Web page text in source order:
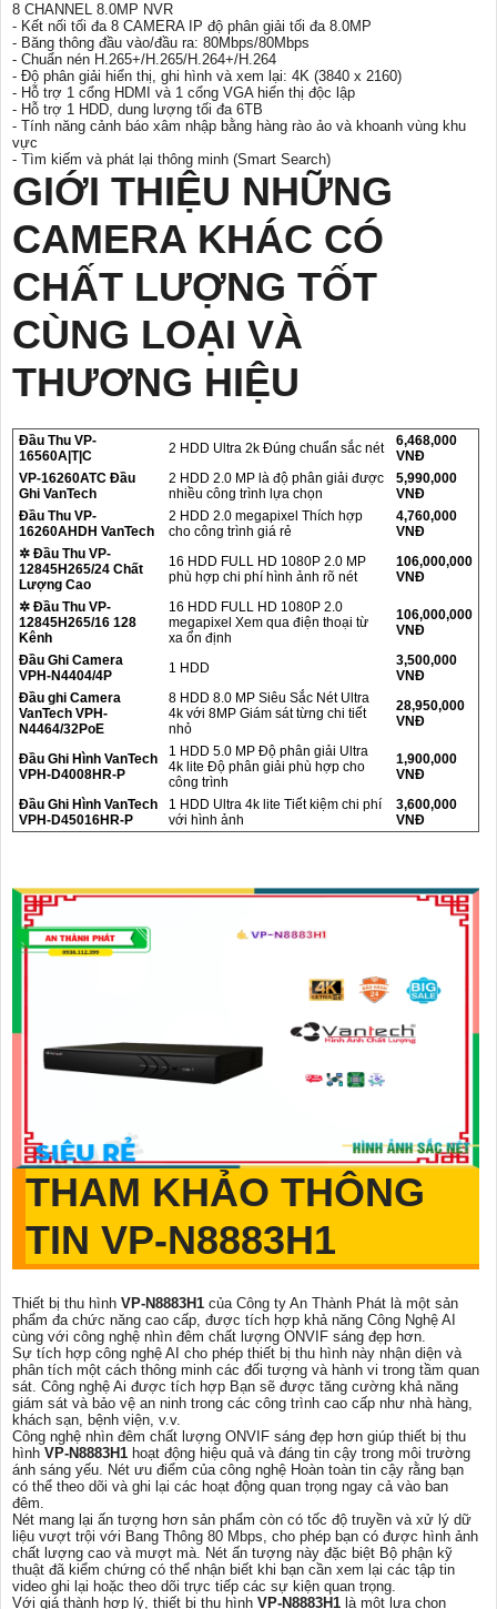
8 CHANNEL 8.0MP NVR
- Kết nối tối đa 8 CAMERA IP độ phân giải tối đa 8.0MP
- Băng thông đầu vào/đầu ra: 80Mbps/80Mbps
- Chuẩn nén H.265+/H.265/H.264+/H.264
- Độ phân giải hiển thị, ghi hình và xem lại: 4K (3840 x 2160)
- Hỗ trợ 1 cổng HDMI và 1 cổng VGA hiển thị độc lập
- Hỗ trợ 1 HDD, dung lượng tối đa 6TB
- Tính năng cảnh báo xâm nhập bằng hàng rào ảo và khoanh vùng khu
vực
- Tìm kiếm và phát lại thông minh (Smart Search)
GIỚI THIỆU NHỮNG
CAMERA KHÁC CÓ
CHẤT LƯỢNG TỐT
CÙNG LOẠI VÀ
THƯƠNG HIỆU
Đầu Thu VP-
16560A|T|C
2 HDD Ultra 2k Đúng chuẩn sắc nét
6,468,000
VNĐ
VP-16260ATC Đầu
Ghi VanTech
2 HDD 2.0 MP là độ phân giải được
nhiều công trình lựa chọn
5,990,000
VNĐ
Đầu Thu VP-
16260AHDH VanTech
2 HDD 2.0 megapixel Thích hợp
cho công trình giá rẻ
4,760,000
VNĐ
✲ Đầu Thu VP-
12845H265/24 Chất
Lượng Cao
16 HDD FULL HD 1080P 2.0 MP
phù hợp chi phí hình ảnh rõ nét
106,000,000
VNĐ
✲ Đầu Thu VP-
12845H265/16 128
Kênh
16 HDD FULL HD 1080P 2.0
megapixel Xem qua điện thoại từ
xa ổn định
106,000,000
VNĐ
Đầu Ghi Camera
VPH-N4404/4P
1 HDD
3,500,000
VNĐ
Đầu ghi Camera
VanTech VPH-
N4464/32PoE
8 HDD 8.0 MP Siêu Sắc Nét Ultra
4k với 8MP Giám sát từng chi tiết
nhỏ
28,950,000
VNĐ
Đầu Ghi Hình VanTech
VPH-D4008HR-P
1 HDD 5.0 MP Độ phân giải Ultra
4k lite Độ phân giải phù hợp cho
công trình
1,900,000
VNĐ
Đầu Ghi Hình VanTech
VPH-D45016HR-P
1 HDD Ultra 4k lite Tiết kiệm chi phí
với hình ảnh
3,600,000
VNĐ
THAM KHẢO THÔNG
TIN VP-N8883H1
Thiết bị thu hình VP-N8883H1 của Công ty An Thành Phát là một sản
phẩm đa chức năng cao cấp, được tích hợp khả năng Công Nghệ AI
cùng với công nghệ nhìn đêm chất lượng ONVIF sáng đẹp hơn.
Sự tích hợp công nghệ AI cho phép thiết bị thu hình này nhận diện và
phân tích một cách thông minh các đối tượng và hành vi trong tầm quan
sát. Công nghệ Ai được tích hợp Bạn sẽ được tăng cường khả năng
giám sát và bảo vệ an ninh trong các công trình cao cấp như nhà hàng,
khách sạn, bệnh viện, v.v.
Công nghệ nhìn đêm chất lượng ONVIF sáng đẹp hơn giúp thiết bị thu
hình VP-N8883H1 hoạt động hiệu quả và đáng tin cậy trong môi trường
ánh sáng yếu. Nét ưu điểm của công nghệ Hoàn toàn tin cậy rằng bạn
có thể theo dõi và ghi lại các hoạt động quan trọng ngay cả vào ban
đêm.
Nét mang lại ấn tượng hơn sản phẩm còn có tốc độ truyền và xử lý dữ
liệu vượt trội với Bang Thông 80 Mbps, cho phép bạn có được hình ảnh
chất lượng cao và mượt mà. Nét ấn tượng này đặc biệt Bộ phận kỹ
thuật đã kiểm chứng có thể nhận biết khi bạn cần xem lại các tập tin
video ghi lại hoặc theo dõi trực tiếp các sự kiện quan trọng.
Với giá thành hợp lý, thiết bị thu hình VP-N8883H1 là một lựa chọn